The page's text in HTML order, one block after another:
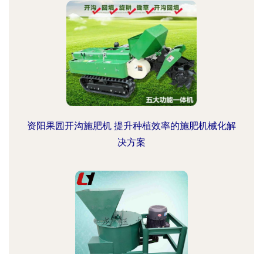
资阳果园开沟施肥机 提升种植效率的施肥机械化解
决方案